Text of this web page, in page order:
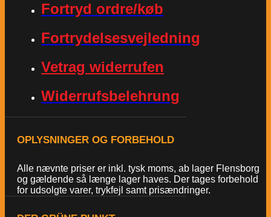
Fortryd ordre/køb
Fortrydelsesvejledning
Vetrag widerrufen
Widerrufsbelehrung
OPLYSNINGER OG FORBEHOLD
Alle nævnte priser er inkl. tysk moms, ab lager Flensborg
og gældende så længe lager haves. Der tages forbehold
for udsolgte varer, trykfejl samt prisændringer.